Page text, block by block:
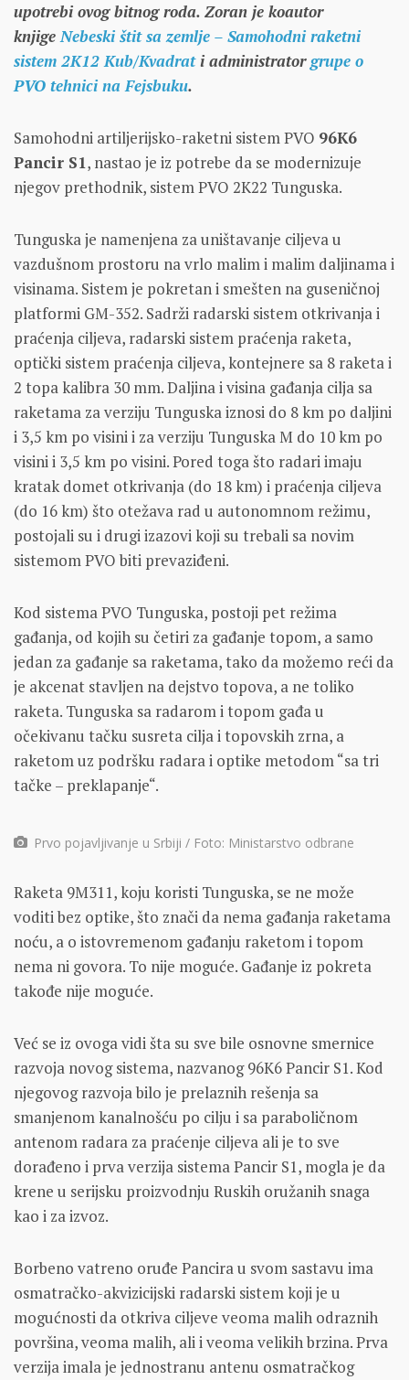
upotrebi ovog bitnog roda. Zoran je koautor
knjigeNebeski štit sa zemlje – Samohodni raketni
sistem 2K12 Kub/Kvadrati administratorgrupe o
PVO tehnici na Fejsbuku.
Samohodni artiljerijsko-raketni sistem PVO 96K6
Pancir S1, nastao je iz potrebe da se modernizuje
njegov prethodnik, sistem PVO 2K22 Tunguska.
Tunguska je namenjena za uništavanje ciljeva u
vazdušnom prostoru na vrlo malim i malim daljinama i
visinama. Sistem je pokretan i smešten na guseničnoj
platformi GM-352. Sadrži radarski sistem otkrivanja i
praćenja ciljeva, radarski sistem praćenja raketa,
optički sistem praćenja ciljeva, kontejnere sa 8 raketa i
2 topa kalibra 30 mm. Daljina i visina gađanja cilja sa
raketama za verziju Tunguska iznosi do 8 km po daljini
i 3,5 km po visini i za verziju Tunguska M do 10 km po
visini i 3,5 km po visini. Pored toga što radari imaju
kratak domet otkrivanja (do 18 km) i praćenja ciljeva
(do 16 km) što otežava rad u autonomnom režimu,
postojali su i drugi izazovi koji su trebali sa novim
sistemom PVO biti prevaziđeni.
Kod sistema PVO Tunguska, postoji pet režima
gađanja, od kojih su četiri za gađanje topom, a samo
jedan za gađanje sa raketama, tako da možemo reći da
je akcenat stavljen na dejstvo topova, a ne toliko
raketa. Tunguska sa radarom i topom gađa u
očekivanu tačku susreta cilja i topovskih zrna, a
raketom uz podršku radara i optike metodom “sa tri
tačke – preklapanje“.
Prvo pojavljivanje u Srbiji / Foto: Ministarstvo odbrane
Raketa 9M311, koju koristi Tunguska, se ne može
voditi bez optike, što znači da nema gađanja raketama
noću, a o istovremenom gađanju raketom i topom
nema ni govora. To nije moguće. Gađanje iz pokreta
takođe nije moguće.
Već se iz ovoga vidi šta su sve bile osnovne smernice
razvoja novog sistema, nazvanog 96K6 Pancir S1. Kod
njegovog razvoja bilo je prelaznih rešenja sa
smanjenom kanalnošću po cilju i sa paraboličnom
antenom radara za praćenje ciljeva ali je to sve
dorađeno i prva verzija sistema Pancir S1, mogla je da
krene u serijsku proizvodnju Ruskih oružanih snaga
kao i za izvoz.
Borbeno vatreno oruđe Pancira u svom sastavu ima
osmatračko-akvizicijski radarski sistem koji je u
mogućnosti da otkriva ciljeve veoma malih odraznih
površina, veoma malih, ali i veoma velikih brzina. Prva
verzija imala je jednostranu antenu osmatračkog